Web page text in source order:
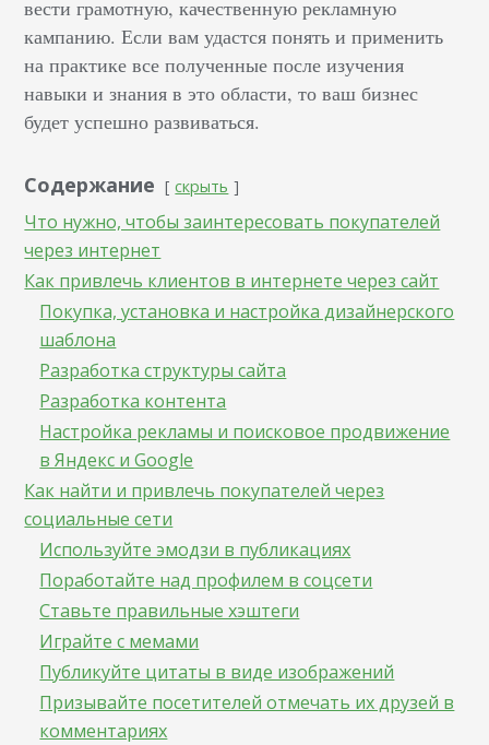
вести грамотную, качественную рекламную
кампанию. Если вам удастся понять и применить
на практике все полученные после изучения
навыки и знания в это области, то ваш бизнес
будет успешно развиваться.
Содержание скрыть
Что нужно, чтобы заинтересовать покупателей
через интернет
Как привлечь клиентов в интернете через сайт
Покупка, установка и настройка дизайнерского
шаблона
Разработка структуры сайта
Разработка контента
Настройка рекламы и поисковое продвижение
в Яндекс и Google
Как найти и привлечь покупателей через
социальные сети
Используйте эмодзи в публикациях
Поработайте над профилем в соцсети
Ставьте правильные хэштеги
Играйте с мемами
Публикуйте цитаты в виде изображений
Призывайте посетителей отмечать их друзей в
комментариях